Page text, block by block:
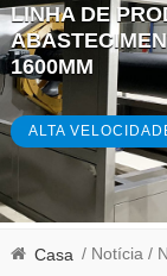
LINHA DE
1600MM
ALTA
Casa / Notícia /